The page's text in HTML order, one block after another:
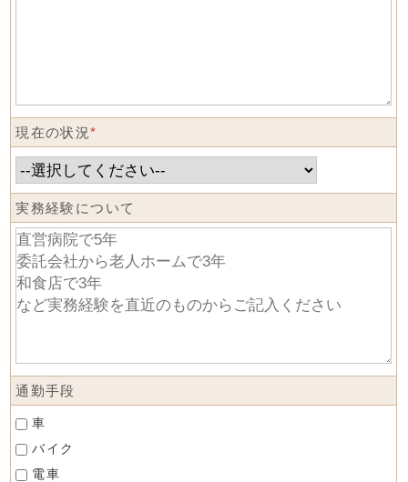
現在の状況*
実務経験について
通勤手段
車
バイク
電車